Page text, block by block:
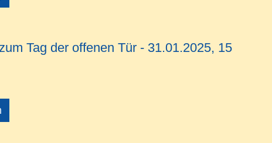
Tag der offenen Tür - 31.01.2025, 15